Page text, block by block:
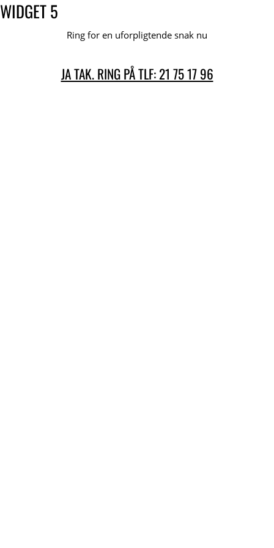
WIDGET 5
Ring for en uforpligtende snak nu
JA TAK. RING PÅ TLF: 21 75 17 96